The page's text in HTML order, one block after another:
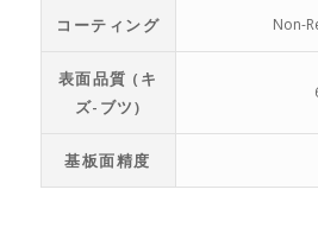
コーティング Non-
表面品質 (キ
ズ-ブツ)
基板面精度